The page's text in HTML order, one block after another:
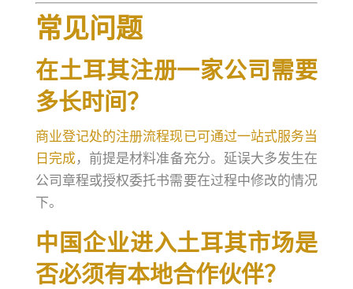
常见问题
在土耳其注册一家公司需要
多长时间？
商业登记处的注册流程现已可通过一站式服务当
日完成，前提是材料准备充分。延误大多发生在
公司章程或授权委托书需要在过程中修改的情况
下。
中国企业进入土耳其市场是
否必须有本地合作伙伴？